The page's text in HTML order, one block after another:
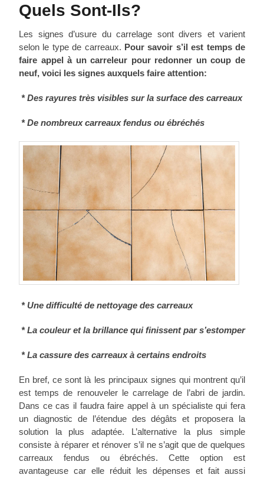
Quels Sont-Ils?
Les signes d’usure du carrelage sont divers et varient
selon le type de carreaux. Pour savoir s’il est temps de
faire appel à un carreleur pour redonner un coup de
neuf, voici les signes auxquels faire attention:
* Des rayures très visibles sur la surface des carreaux
* De nombreux carreaux fendus ou ébréchés
* Une difficulté de nettoyage des carreaux
* La couleur et la brillance qui finissent par s’estomper
* La cassure des carreaux à certains endroits
En bref, ce sont là les principaux signes qui montrent qu’il
est temps de renouveler le carrelage de l’abri de jardin.
Dans ce cas il faudra faire appel à un spécialiste qui fera
un diagnostic de l’étendue des dégâts et proposera la
solution la plus adaptée. L’alternative la plus simple
consiste à réparer et rénover s’il ne s’agit que de quelques
carreaux fendus ou ébréchés. Cette option est
avantageuse car elle réduit les dépenses et fait aussi